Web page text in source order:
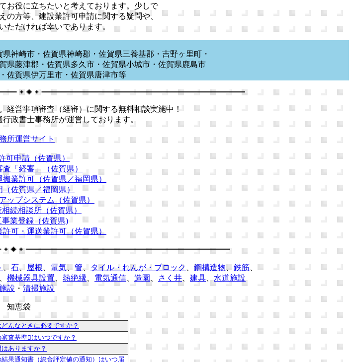
お役に立ちたいと考えております。少しで
の方等、建設業許可申請に関する疑問や、
ただければ幸いであります。
神崎市・佐賀県神崎郡・佐賀県三養基郡・吉野ヶ里町・
県藤津郡・佐賀県多久市・佐賀県小城市・佐賀県鹿島市
・佐賀県伊万里市・佐賀県唐津市等
営事項審査（経審）に関する無料相談実施中！
政書士事務所が運営しております。
所運営サイト
可申請（佐賀県）
「経審」（佐賀県）
業許可（佐賀県／福岡県）
佐賀県／福岡県）
ップシステム（佐賀県）
続相談所（佐賀県）
業登録（佐賀県)
可・運送業許可（佐賀県）
石、 屋根 電気 管、 タイル・れんが・ブロック 鋼構造物 鉄筋
機械器具設置 熱絶縁 電気通信 造園 さく井 建具
水道施設
設 ・清掃施設
知恵袋
んなときに必要ですか？
査基準はいつですか？
ありますか？
果通知書（総合評定値の通知）はいつ届